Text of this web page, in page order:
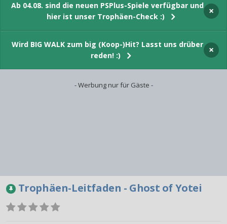
Ab 04.08. sind die neuen PSPlus-Spiele verfügbar und
hier ist unser Trophäen-Check :)
×
Wird BIG WALK zum big (Koop-)Hit? Lasst uns drüber
reden! :)
×
- Werbung nur für Gäste -
Trophäen-Leitfaden - Ghost of Yotei